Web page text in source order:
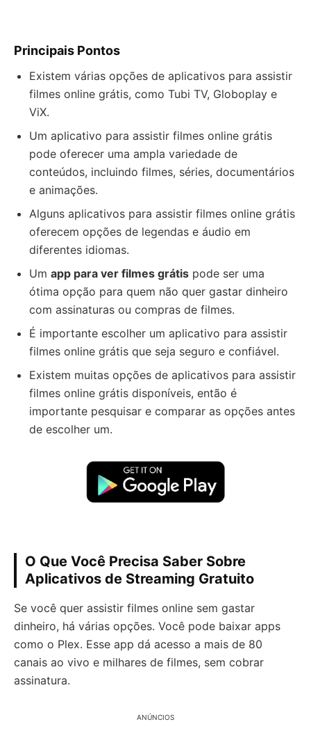
Principais Pontos
Existem várias opções de aplicativos para assistir
filmes online grátis, como Tubi TV, Globoplay e
ViX.
Um aplicativo para assistir filmes online grátis
pode oferecer uma ampla variedade de
conteúdos, incluindo filmes, séries, documentários
e animações.
Alguns aplicativos para assistir filmes online grátis
oferecem opções de legendas e áudio em
diferentes idiomas.
Um app para ver filmes grátis pode ser uma
ótima opção para quem não quer gastar dinheiro
com assinaturas ou compras de filmes.
É importante escolher um aplicativo para assistir
filmes online grátis que seja seguro e confiável.
Existem muitas opções de aplicativos para assistir
filmes online grátis disponíveis, então é
importante pesquisar e comparar as opções antes
de escolher um.
O Que Você Precisa Saber Sobre
Aplicativos de Streaming Gratuito
Se você quer assistir filmes online sem gastar
dinheiro, há várias opções. Você pode baixar apps
como o Plex. Esse app dá acesso a mais de 80
canais ao vivo e milhares de filmes, sem cobrar
assinatura.
ANÚNCIOS